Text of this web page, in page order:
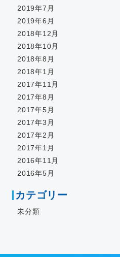
2019年7月
2019年6月
2018年12月
2018年10月
2018年8月
2018年1月
2017年11月
2017年8月
2017年5月
2017年3月
2017年2月
2017年1月
2016年11月
2016年5月
カテゴリー
未分類